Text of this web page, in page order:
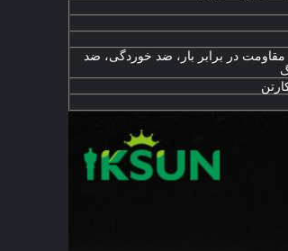
مقاومت در برابر بار، ضد خوردگی، ضد